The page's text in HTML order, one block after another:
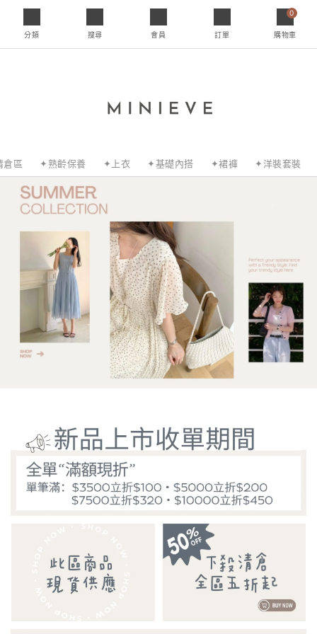
分類 搜尋 會員 訂單
0
購物車
倉區 ✦熟齡保養 ✦上衣 ✦基礎內搭 ✦裙褲 ✦洋裝套裝